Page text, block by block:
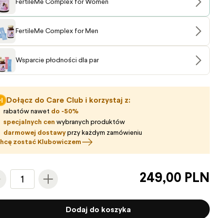
FertileMe Complex for Men
Wsparcie płodności dla par
Dołącz do Care Club i korzystaj z:
rabatów nawet do -50%
specjalnych cen wybranych produktów
darmowej dostawyprzy każdym zamówieniu
zostać Klubowiczem
1 249,00 PLN
Dodaj do koszyka